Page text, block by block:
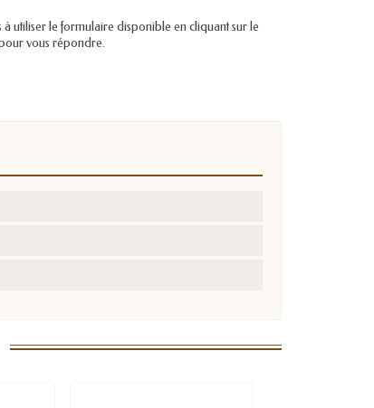
utiliser le formulaire disponible en cliquant sur le
vous répondre.